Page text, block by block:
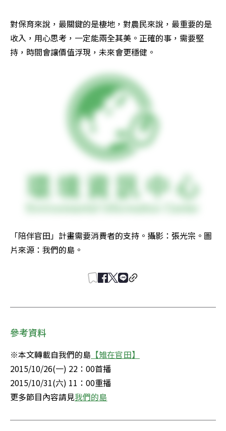
對保育來說，最關鍵的是棲地，對農民來說，最重要的是
收入，用心思考，一定能兩全其美。正確的事，需要堅
持，時間會讓價值浮現，未來會更穩健。
「陪伴官田」計畫需要消費者的支持。攝影：張光宗。圖
片來源：我們的島。
參考資料
※本文轉載自我們的島 【雉在官田】
2015/10/26(一) 22：00首播
2015/10/31(六) 11：00重播
更多節目內容請見我們的島